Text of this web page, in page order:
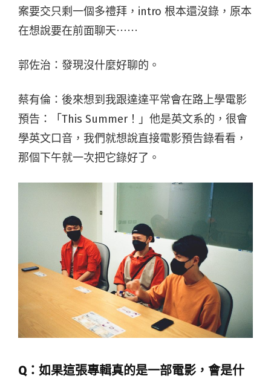
案要交只剩一個多禮拜，intro 根本還沒錄，原本
在想說要在前面聊天⋯⋯
郭佐治：發現沒什麼好聊的。
蔡有倫：後來想到我跟達達平常會在路上學電影
預告：「This Summer！」他是英文系的，很會
學英文口音，我們就想說直接電影預告錄看看，
那個下午就一次把它錄好了。
Q：如果這張專輯真的是一部電影，會是什